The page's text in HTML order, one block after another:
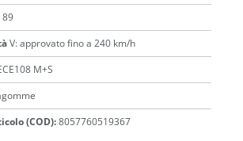
89
V: approvato fino a 240 km/h
M+S
(COD):8057760519367